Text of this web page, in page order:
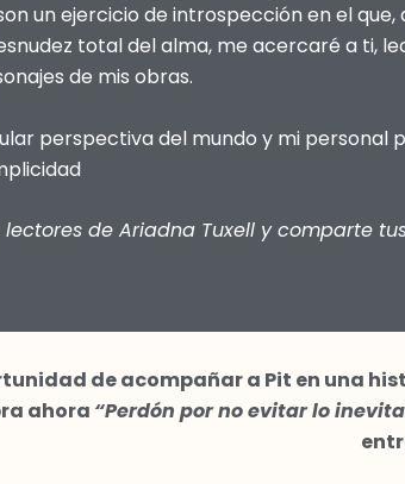
un ejercicio de introspección en el
total del alma, me acercaré a ti,
de mis obras.
perspectiva del mundo y mi personal
de Ariadna Tuxell y comparte
de acompañar a Pit en una
ahora “Perdón por no evitar lo